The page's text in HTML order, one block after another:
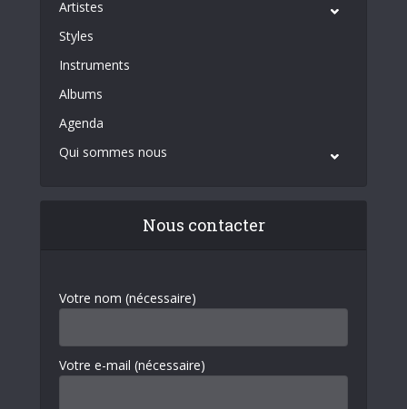
Artistes
Styles
Instruments
Albums
Agenda
Qui sommes nous
Nous contacter
Votre nom (nécessaire)
Votre e-mail (nécessaire)